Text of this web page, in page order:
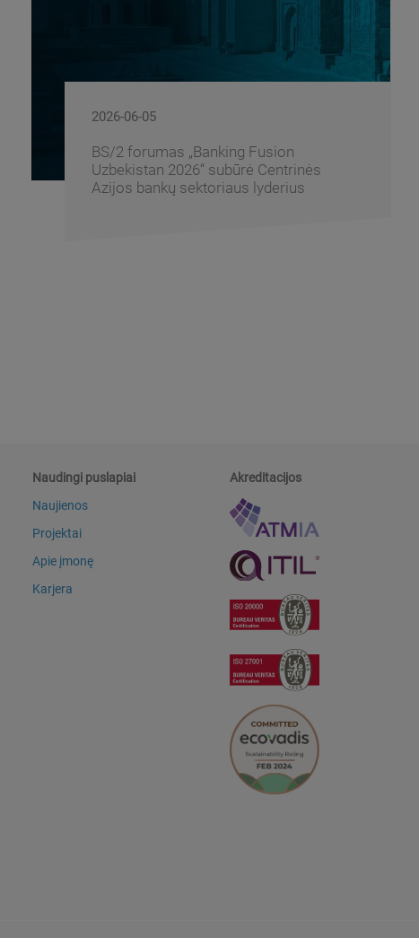
2026-05-14
„Intersect Cannes 2026“: pasaulinės
bankininkystės tendencijos ir inovacijos
Naudingi puslapiai
Naujienos
Projektai
Apie įmonę
Karjera
Akreditacijos